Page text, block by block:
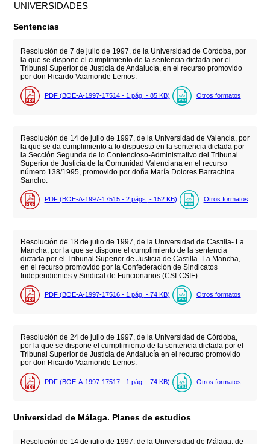
UNIVERSIDADES
Sentencias
Resolución de 7 de julio de 1997, de la Universidad de Córdoba, por
la que se dispone el cumplimiento de la sentencia dictada por el
Tribunal Superior de Justicia de Andalucía, en el recurso promovido
por don Ricardo Vaamonde Lemos.
PDF (BOE-A-1997-17514 - 1 pág. - 85 KB) Otros formatos
Resolución de 14 de julio de 1997, de la Universidad de Valencia, por
la que se da cumplimiento a lo dispuesto en la sentencia dictada por
la Sección Segunda de lo Contencioso-Administrativo del Tribunal
Superior de Justicia de la Comunidad Valenciana en el recurso
número 138/1995, promovido por doña María Dolores Barrachina
Sancho.
PDF (BOE-A-1997-17515 - 2 págs. - 152 KB) Otros formatos
Resolución de 18 de julio de 1997, de la Universidad de Castilla- La
Mancha, por la que se dispone el cumplimiento de la sentencia
dictada por el Tribunal Superior de Justicia de Castilla- La Mancha,
en el recurso promovido por la Confederación de Sindicatos
Independientes y Sindical de Funcionarios (CSI-CSIF).
PDF (BOE-A-1997-17516 - 1 pág. - 74 KB) Otros formatos
Resolución de 24 de julio de 1997, de la Universidad de Córdoba,
por la que se dispone el cumplimiento de la sentencia dictada por el
Tribunal Superior de Justicia de Andalucía en el recurso promovido
por don Ricardo Vaamonde Lemos.
PDF (BOE-A-1997-17517 - 1 pág. - 74 KB) Otros formatos
Universidad de Málaga. Planes de estudios
Resolución de 14 de julio de 1997, de la Universidad de Málaga, de